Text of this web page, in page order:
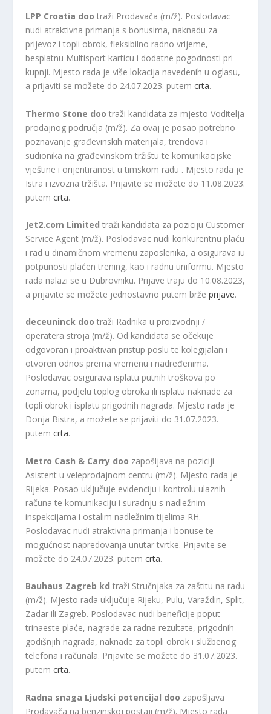
LPP Croatia doo traži Prodavača (m/ž). Poslodavac
nudi atraktivna primanja s bonusima, naknadu za
prijevoz i topli obrok, fleksibilno radno vrijeme,
besplatnu Multisport karticu i dodatne pogodnosti pri
kupnji. Mjesto rada je više lokacija navedenih u oglasu,
a prijaviti se možete do 24.07.2023. putemcrta.
Thermo Stone dootraži kandidata za mjesto Voditelja
prodajnog područja (m/ž). Za ovaj je posao potrebno
poznavanje građevinskih materijala, trendova i
sudionika na građevinskom tržištu te komunikacijske
vještine i orijentiranost u timskom radu . Mjesto rada je
Istra i izvozna tržišta. Prijavite se možete do 11.08.2023.
putemcrta.
Jet2.com Limitedtraži kandidata za poziciju Customer
Service Agent (m/ž). Poslodavac nudi konkurentnu plaću
i rad u dinamičnom vremenu zaposlenika, a osigurava iu
potpunosti plaćen trening, kao i radnu uniformu. Mjesto
rada nalazi se u Dubrovniku. Prijave traju do 10.08.2023,
a prijavite se možete jednostavno putem bržeprijave.
deceuninck doo traži Radnika u proizvodnji /
operatera stroja (m/ž). Od kandidata se očekuje
odgovoran i proaktivan pristup poslu te kolegijalan i
otvoren odnos prema vremenu i nadređenima.
Poslodavac osigurava isplatu putnih troškova po
zonama, podjelu toplog obroka ili isplatu naknade za
topli obrok i isplatu prigodnih nagrada. Mjesto rada je
Donja Bistra, a možete se prijaviti do 31.07.2023.
putemcrta.
Metro Cash & Carry doo zapošljava na poziciji
Asistent u veleprodajnom centru (m/ž). Mjesto rada je
Rijeka. Posao uključuje evidenciju i kontrolu ulaznih
računa te komunikaciju i suradnju s nadležnim
inspekcijama i ostalim nadležnim tijelima RH.
Poslodavac nudi atraktivna primanja i bonuse te
mogućnost napredovanja unutar tvrtke. Prijavite se
možete do 24.07.2023. putemcrta.
Bauhaus Zagreb kd traži Stručnjaka za zaštitu na radu
(m/ž). Mjesto rada uključuje Rijeku, Pulu, Varaždin, Split,
Zadar ili Zagreb. Poslodavac nudi beneficije poput
trinaeste plaće, nagrade za radne rezultate, prigodnih
godišnjih nagrada, naknade za topli obrok i službenog
telefona i računala. Prijavite se možete do 31.07.2023.
putemcrta.
Radna snaga Ljudski potencijal doo zapošljava
Prodavača na benzinskoj postaji (m/ž). Mjesto rada